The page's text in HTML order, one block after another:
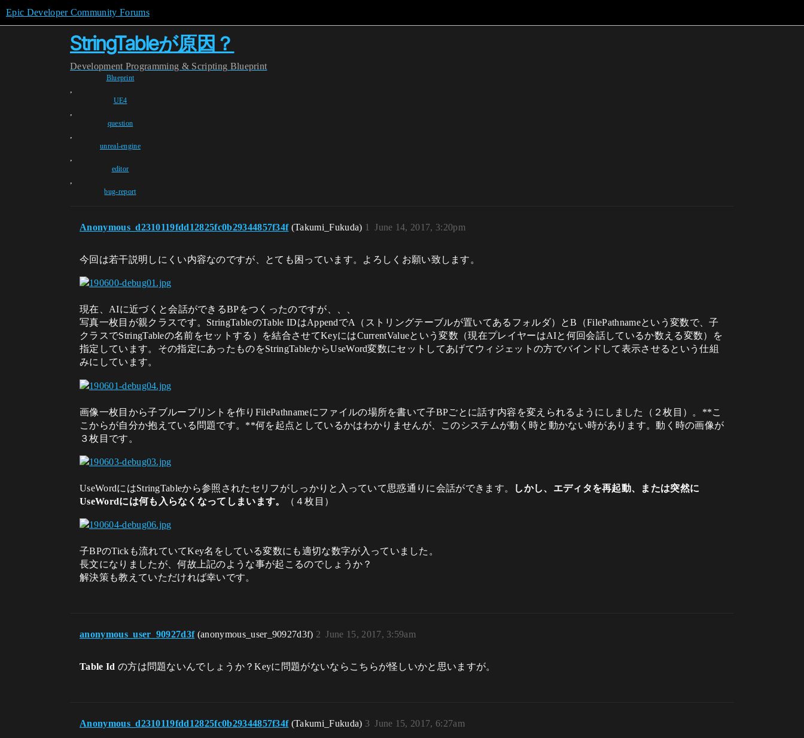
Epic Developer Community Forums
StringTableが原因？
Development Programming & Scripting Blueprint
Blueprint
,
UE4
,
question
,
unreal-engine
,
editor
,
bug-report
Anonymous_d2310119fdd12825fc0b29344857f34f (Takumi_Fukuda) June 14, 2017, 3:20pm
1
今回は若干説明しにくい内容なのですが、とても困っています。よろしくお願い致します。
現在、AIに近づくと会話ができるBPをつくったのですが、、、
写真一枚目が親クラスです。StringTableのTable IDはAppendでA（ストリングテーブルが置いてあるフォルダ）とB（FilePathnameという変数で、子
クラスでStringTableの名前をセットする）を結合させてKeyにはCurrentValueという変数（現在プレイヤーはAIと何回会話しているか数える変数）を
指定しています。その指定にあったものをStringTableからUseWord変数にセットしてあげてウィジェットの方でバインドして表示させるという仕組
みにしています。
画像一枚目から子ブループリントを作りFilePathnameにファイルの場所を書いて子BPごとに話す内容を変えられるようにしました（２枚目）。**こ
こからが自分か抱えている問題です。**何を起点としているかはわかりませんが、このシステムが動く時と動かない時があります。動く時の画像が
３枚目です。
UseWordにはStringTableから参照されたセリフがしっかりと入っていて思惑通りに会話ができます。
しかし、エディタを再起動、または突然に
UseWordには何も入らなくなってしまいます。
（４枚目）
子BPのTickも流れていてKey名をしている変数にも適切な数字が入っていました。
長文になりましたが、何故上記のような事が起こるのでしょうか？
解決策も教えていただければ幸いです。
anonymous_user_90927d3f (anonymous_user_90927d3f) June 15, 2017, 3:59am
2
Table Id の方は問題ないんでしょうか？Keyに問題がないならこちらが怪しいかと思いますが。
Anonymous_d2310119fdd12825fc0b29344857f34f (Takumi_Fukuda) June 15, 2017, 6:27am
3